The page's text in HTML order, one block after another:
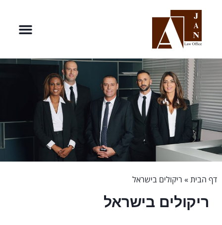
דף הבית » ריקולים בישראל
ריקולים בישראל